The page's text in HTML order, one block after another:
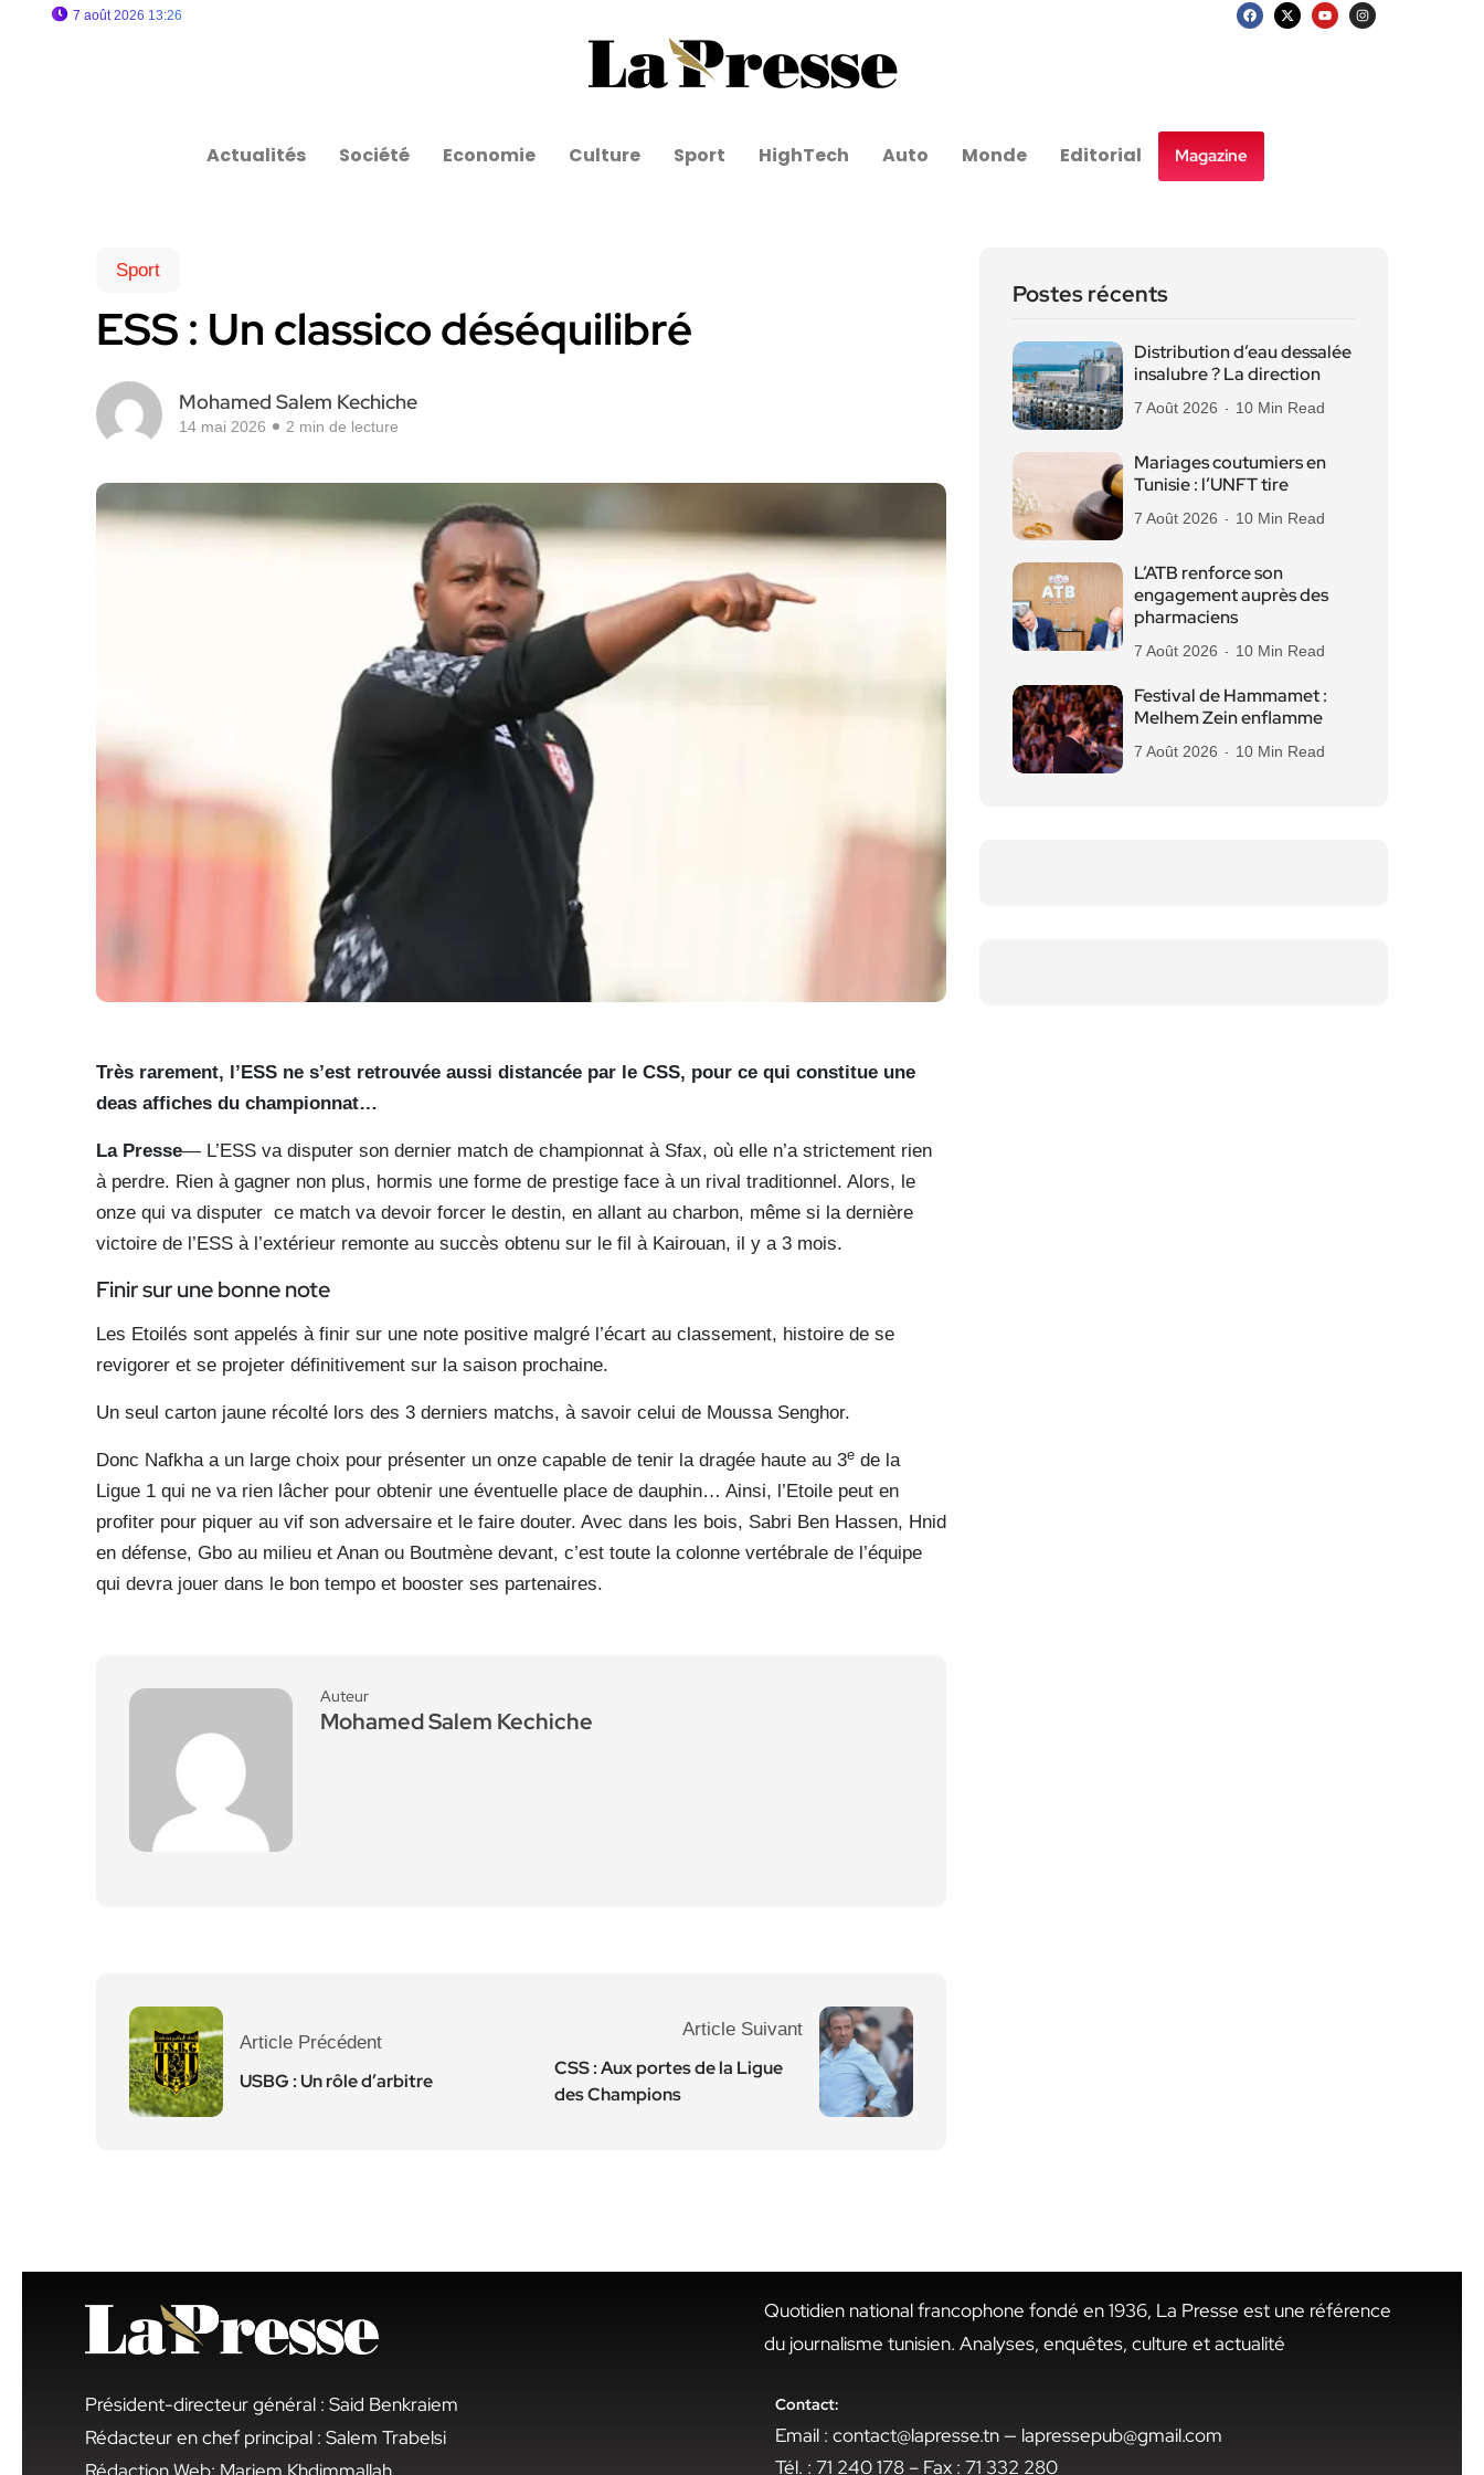
7 août 2026 13:26
Actualités Société Economie Culture Sport HighTech Auto Monde Editorial Magazine
Sport
ESS : Un classico déséquilibré
Mohamed Salem Kechiche
14 mai 2026 2 min de lecture
Très rarement, l’ESS ne s’est retrouvée aussi distancée par le CSS, pour ce qui constitue une
deas affiches du championnat…
La Presse— L’ESS va disputer son dernier match de championnat à Sfax, où elle n’a strictement rien
à perdre. Rien à gagner non plus, hormis une forme de prestige face à un rival traditionnel. Alors, le
onze qui va disputer ce match va devoir forcer le destin, en allant au charbon, même si la dernière
victoire de l’ESS à l’extérieur remonte au succès obtenu sur le fil à Kairouan, il y a 3 mois.
Finir sur une bonne note
Les Etoilés sont appelés à finir sur une note positive malgré l’écart au classement, histoire de se
revigorer et se projeter définitivement sur la saison prochaine.
Un seul carton jaune récolté lors des 3 derniers matchs, à savoir celui de Moussa Senghor.
Donc Nafkha a un large choix pour présenter un onze capable de tenir la dragée haute au 3e de la
Ligue 1 qui ne va rien lâcher pour obtenir une éventuelle place de dauphin… Ainsi, l’Etoile peut en
profiter pour piquer au vif son adversaire et le faire douter. Avec dans les bois, Sabri Ben Hassen, Hnid
en défense, Gbo au milieu et Anan ou Boutmène devant, c’est toute la colonne vertébrale de l’équipe
qui devra jouer dans le bon tempo et booster ses partenaires.
Auteur
Mohamed Salem Kechiche
Article Précédent
USBG : Un rôle d’arbitre
Article Suivant
CSS : Aux portes de la Ligue
des Champions
Postes récents
Distribution d’eau dessalée
insalubre ? La direction
7 Août 2026 10 Min Read
Mariages coutumiers en
Tunisie : l’UNFT tire
7 Août 2026 10 Min Read
L’ATB renforce son
engagement auprès des
pharmaciens
7 Août 2026 10 Min Read
Festival de Hammamet :
Melhem Zein enflamme
7 Août 2026 10 Min Read
Président-directeur général : Said Benkraiem
Rédacteur en chef principal : Salem Trabelsi
Quotidien national francophone fondé en 1936, La Presse est une référence
du journalisme tunisien. Analyses, enquêtes, culture et actualité
Contact:
Email : contact@lapresse.tn — lapressepub@gmail.com
Tél. : 71 240 178 – Fax : 71 332 280